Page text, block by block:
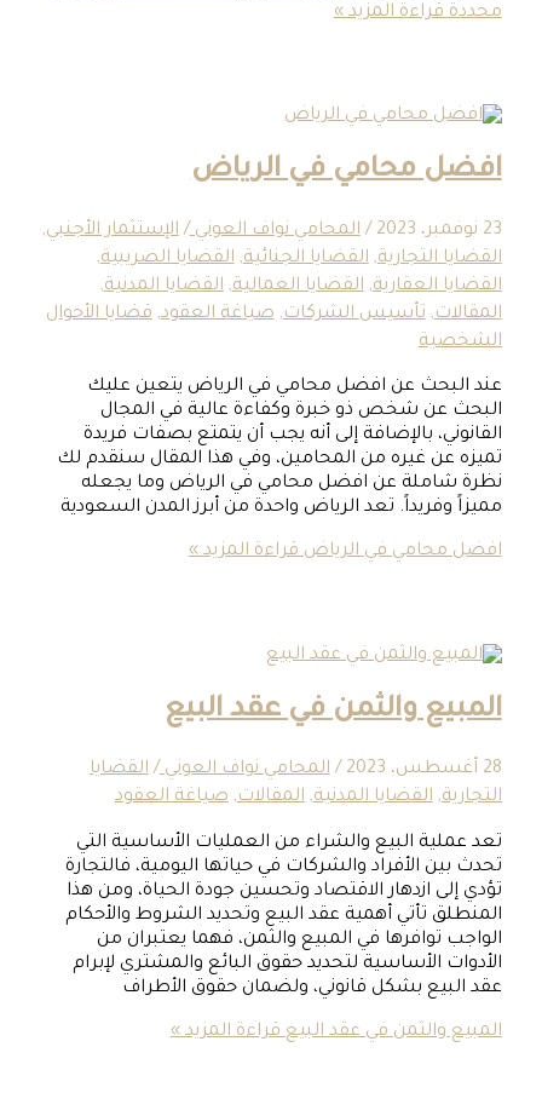
المزيد »
محامي في الرياض
/المحامي نواف العوني/الإستثمار الأجنبي,
,القضايا الجنائية,القضايا الضريبية,
العقارية,القضايا العمالية,القضايا المدنية,
تأسيس الشركات,صياغة العقود,قضايا الأحوال
عن افضل محامي في الرياض يتعين عليك
شخص ذو خبرة وكفاءة عالية في المجال
بالإضافة إلى أنه يجب أن يتمتع بصفات فريدة
غيره من المحامين، وفي هذا المقال سنقدم لك
عن افضل محامي في الرياض وما يجعله
تعد الرياض واحدة من أبرز المدن السعودية
في الرياضقراءة المزيد »
والثمن في عقد البيع
/المحامي نواف العوني/القضايا
القضايا المدنية,المقالات,صياغة العقود
البيع والشراء من العمليات الأساسية التي
الأفراد والشركات في حياتها اليومية، فالتجارة
ازدهار الاقتصاد وتحسين جودة الحياة، ومن هذا
تأتي أهمية عقد البيع وتحديد الشروط والأحكام
في المبيع والثمن، فهما يعتبران من
الأساسية لتحديد حقوق البائع والمشتري لإبرام
بشكل قانوني، ولضمان حقوق الأطراف
في عقد البيعقراءة المزيد »